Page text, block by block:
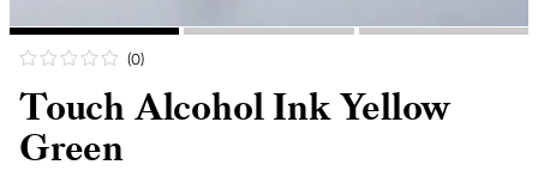
(0)
Touch Alcohol Ink Yellow
Green